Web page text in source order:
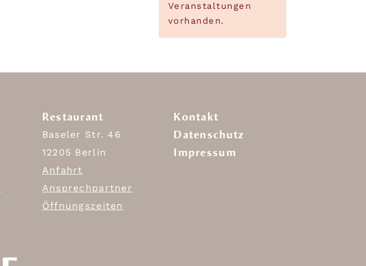
Veranstaltungen
vorhanden.
Restaurant
Baseler Str. 46
12205 Berlin
Anfahrt
Ansprechpartner
Öffnungszeiten
Kontakt
Datenschutz
Impressum